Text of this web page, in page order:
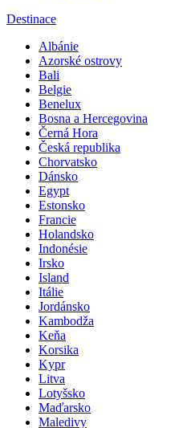
Destinace
Albánie
Azorské ostrovy
Bali
Belgie
Benelux
Bosna a Hercegovina
Černá Hora
Česká republika
Chorvatsko
Dánsko
Egypt
Estonsko
Francie
Holandsko
Indonésie
Irsko
Island
Itálie
Jordánsko
Kambodža
Keňa
Korsika
Kypr
Litva
Lotyšsko
Maďarsko
Maledivy